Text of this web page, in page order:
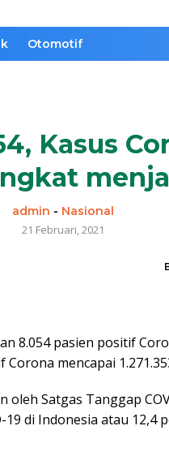
Otomotif
Kasus
admin - Nasional
21 Februari, 2021
8.054 pasien positif
mencapai
Satgas Tanggap
19 di Indonesia atau